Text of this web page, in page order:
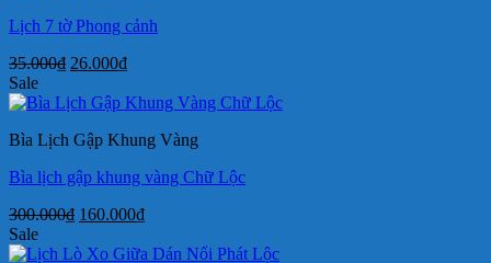
Lịch 7 tờ Phong cảnh
35.000₫ Giá
là:
26.000₫Giá
tại
26.000₫.
Sale
Bìa Lịch Gập Khung Vàng
Bìa lịch gập khung vàng Chữ Lộc
300.000₫ Giá
là:
160.000₫Giá
tại
Sale